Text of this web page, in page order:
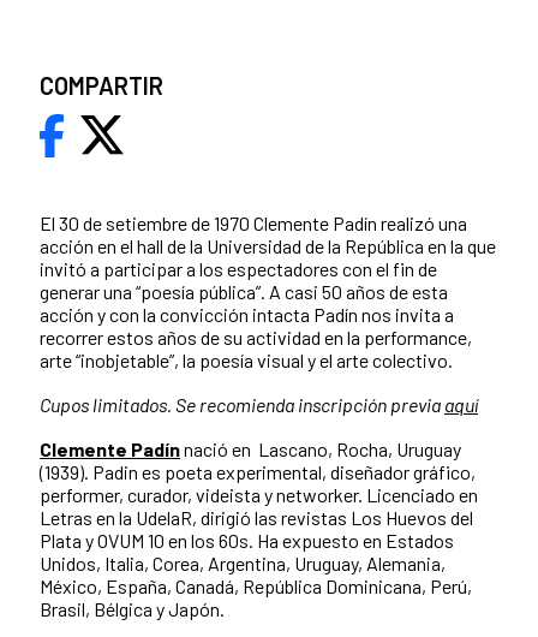
El 30 de setiembre de 1970 Clemente Padín realizó una
acción en el hall de la Universidad de la República en la que
invitó a participar a los espectadores con el fin de
generar una “poesía pública”. A casi 50 años de esta
acción y con la convicción intacta Padín nos invita a
recorrer estos años de su actividad en la performance,
arte “inobjetable”, la poesía visual y el arte colectivo.
Cupos limitados. Se recomienda inscripción previa aquí
Clemente Padínnació en Lascano, Rocha, Uruguay
(1939). Padin es poeta experimental, diseñador gráfico,
performer, curador, videista y networker. Licenciado en
Letras en la UdelaR, dirigió las revistas Los Huevos del
Plata y OVUM 10 en los 60s. Ha expuesto en Estados
Unidos, Italia, Corea, Argentina, Uruguay, Alemania,
México, España, Canadá, República Dominicana, Perú,
Brasil, Bélgica y Japón.
COMPARTIR